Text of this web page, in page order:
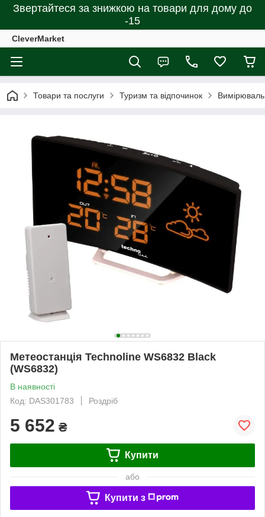
Звертайтеся за знижкою на товари для дому до
-15
CleverMarket
Товари та послуги Туризм та відпочинок
Метеостанція Technoline WS6832 Black
(WS6832)
В наявності
Код: DAS301783
Роздріб
5 652 ₴
Купити
або
Купити з